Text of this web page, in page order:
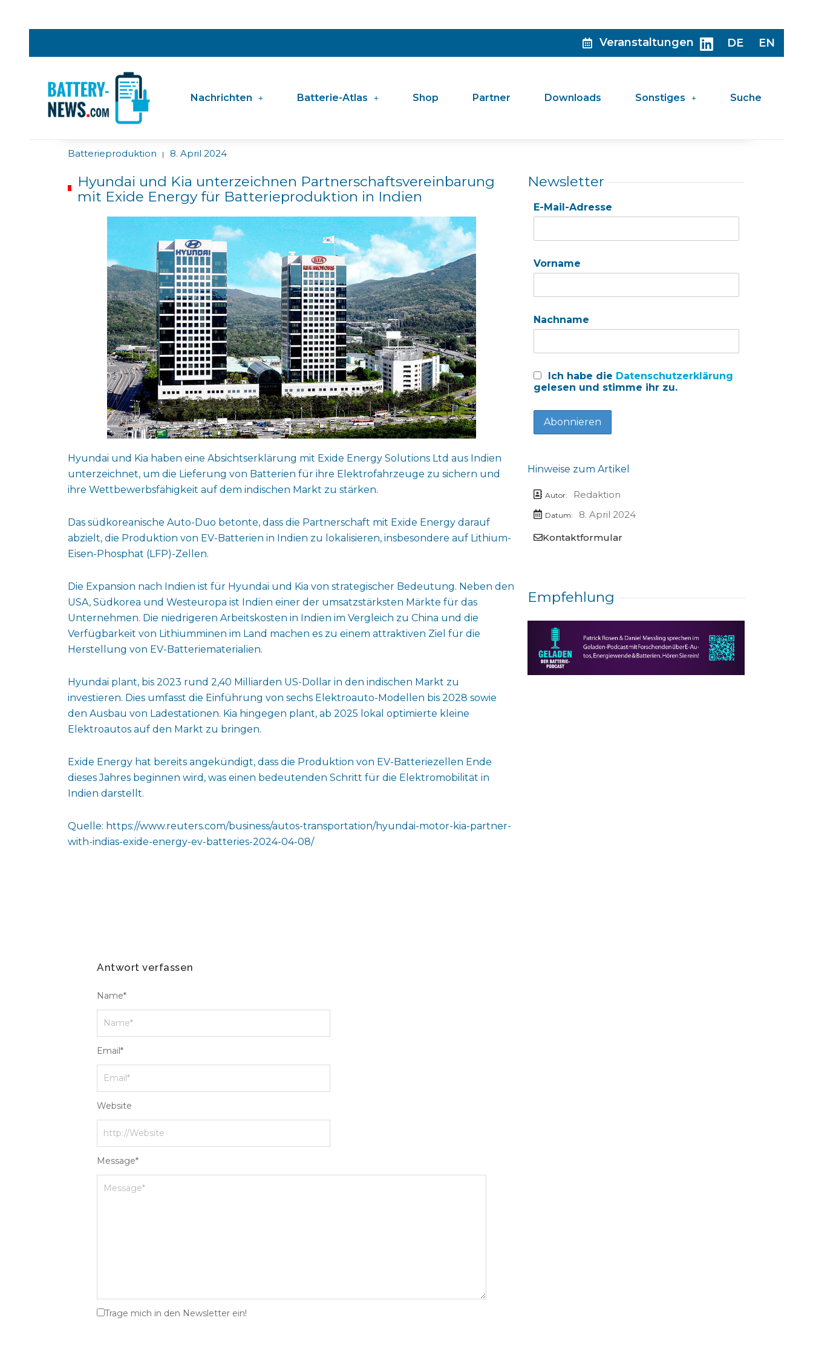
Veranstaltungen DE EN
Nachrichten Batterie-Atlas Shop Partner Downloads Sonstiges Suche
Batterieproduktion | 8. April 2024
Hyundai und Kia unterzeichnen Partnerschaftsvereinbarung
mit Exide Energy für Batterieproduktion in Indien
Hyundai und Kia haben eine Absichtserklärung mit Exide Energy Solutions Ltd aus Indien
unterzeichnet, um die Lieferung von Batterien für ihre Elektrofahrzeuge zu sichern und
ihre Wettbewerbsfähigkeit auf dem indischen Markt zu stärken.
Das südkoreanische Auto-Duo betonte, dass die Partnerschaft mit Exide Energy darauf
abzielt, die Produktion von EV-Batterien in Indien zu lokalisieren, insbesondere auf Lithium-
Eisen-Phosphat (LFP)-Zellen.
Die Expansion nach Indien ist für Hyundai und Kia von strategischer Bedeutung. Neben den
USA, Südkorea und Westeuropa ist Indien einer der umsatzstärksten Märkte für das
Unternehmen. Die niedrigeren Arbeitskosten in Indien im Vergleich zu China und die
Verfügbarkeit von Lithiumminen im Land machen es zu einem attraktiven Ziel für die
Herstellung von EV-Batteriematerialien.
Hyundai plant, bis 2023 rund 2,40 Milliarden US-Dollar in den indischen Markt zu
investieren. Dies umfasst die Einführung von sechs Elektroauto-Modellen bis 2028 sowie
den Ausbau von Ladestationen. Kia hingegen plant, ab 2025 lokal optimierte kleine
Elektroautos auf den Markt zu bringen.
Exide Energy hat bereits angekündigt, dass die Produktion von EV-Batteriezellen Ende
dieses Jahres beginnen wird, was einen bedeutenden Schritt für die Elektromobilität in
Indien darstellt.
Quelle: https://www.reuters.com/business/autos-transportation/hyundai-motor-kia-partner-
with-indias-exide-energy-ev-batteries-2024-04-08/
Antwort verfassen
Message*
Name*
Email*
Website
Trage mich in den Newsletter ein!
Newsletter
E-Mail-Adresse
Vorname
Nachname
Ich habe die Datenschutzerklärung
gelesen und stimme ihr zu.
Hinweise zum Artikel
Autor: Redaktion
Datum:
8. April 2024
Kontaktformular
Empfehlung